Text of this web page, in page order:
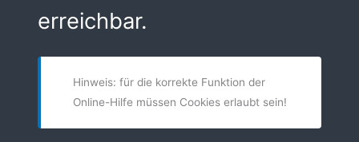
erreichbar.
Hinweis: für die korrekte Funktion der
Online-Hilfe müssen Cookies erlaubt sein!